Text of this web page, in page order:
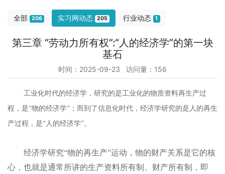
全部 206 实习网动态 205 行业动态 1
第三章 “劳动力所有权”:“人的经济学”的第一块
基石
时间：2025-09-23 访问量：156
工业化时代的经济学，研究的是工业化的物质资料再生产过
程，是“物的经济学”；而到了信息化时代，经济学研究的是人的再生
产过程，是“人的经济学”。
经济学研究“物的再生产”运动，物的财产关系是它的核
心，也就是通常所讲的生产资料所有制、财产所有制，即